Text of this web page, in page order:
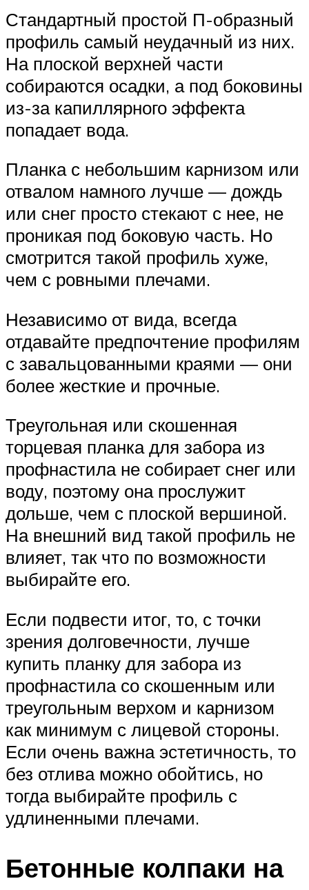
Стандартный простой П-образный
профиль самый неудачный из них.
На плоской верхней части
собираются осадки, а под боковины
из-за капиллярного эффекта
попадает вода.
Планка с небольшим карнизом или
отвалом намного лучше — дождь
или снег просто стекают с нее, не
проникая под боковую часть. Но
смотрится такой профиль хуже,
чем с ровными плечами.
Независимо от вида, всегда
отдавайте предпочтение профилям
с завальцованными краями — они
более жесткие и прочные.
Треугольная или скошенная
торцевая планка для забора из
профнастила не собирает снег или
воду, поэтому она прослужит
дольше, чем с плоской вершиной.
На внешний вид такой профиль не
влияет, так что по возможности
выбирайте его.
Если подвести итог, то, с точки
зрения долговечности, лучше
купить планку для забора из
профнастила со скошенным или
треугольным верхом и карнизом
как минимум с лицевой стороны.
Если очень важна эстетичность, то
без отлива можно обойтись, но
тогда выбирайте профиль с
удлиненными плечами.
Бетонные колпаки на